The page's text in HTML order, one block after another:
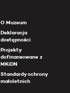
O Muzeum
Deklaracja
dostępności
Projekty
dofinansowane z
MKiDN
Standardy ochrony
małoletnich